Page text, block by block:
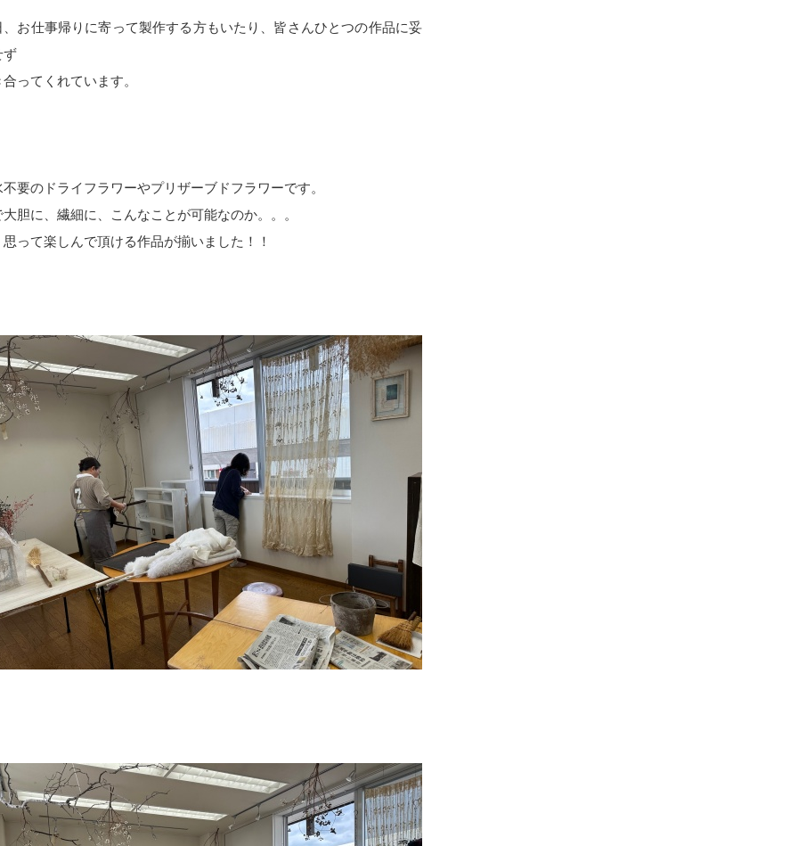
、お仕事帰りに寄って製作する方もいたり、皆さんひとつの作品に妥
ず
ってくれています。
不要のドライフラワーやプリザーブドフラワーです。
大胆に、繊細に、こんなことが可能なのか。。。
思って楽しんで頂ける作品が揃いました！！